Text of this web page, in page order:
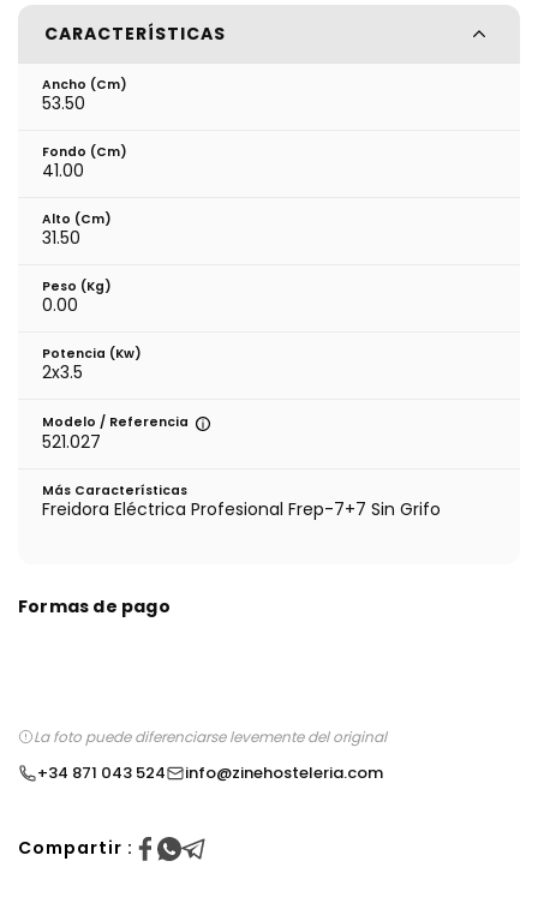
CARACTERÍSTICAS
Ancho (cm)
53.50
Fondo (cm)
41.00
Alto (cm)
31.50
Peso (kg)
0.00
Potencia (Kw)
2x3.5
Modelo / Referencia
521.027
Más Características
Freidora Eléctrica Profesional Frep-7+7 Sin Grifo
Formas de pago
La foto puede diferenciarse levemente del original
+34 871 043 524 info@zinehosteleria.com
Compartir :